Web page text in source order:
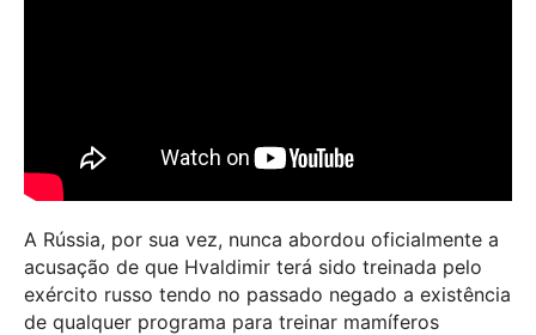
A Rússia, por sua vez, nunca abordou oficialmente a
acusação de que Hvaldimir terá sido treinada pelo
exército russo tendo no passado negado a existência
de qualquer programa para treinar mamíferos